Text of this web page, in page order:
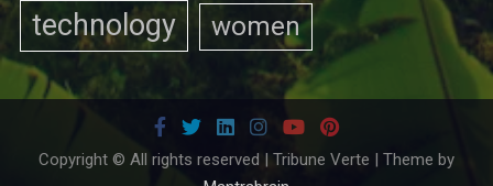
technology women
Copyright © All rights reserved | Tribune Verte | Theme by